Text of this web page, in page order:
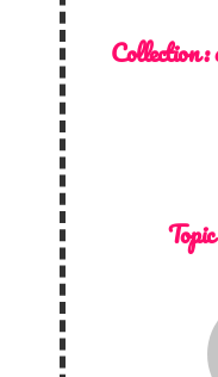
Collection :